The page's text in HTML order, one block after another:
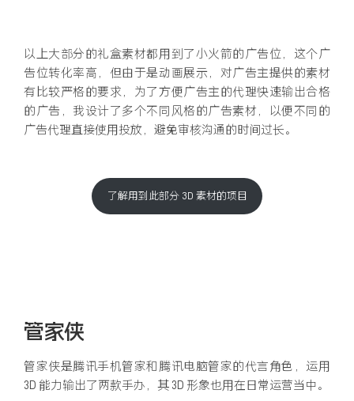
以上大部分的礼盒素材都用到了小火箭的广告位，这个广
告位转化率高，但由于是动画展示，对广告主提供的素材
有比较严格的要求，为了方便广告主的代理快速输出合格
的广告，我设计了多个不同风格的广告素材，以便不同的
广告代理直接使用投放，避免审核沟通的时间过长。
了解用到此部分 3D 素材的项目
管家侠
管家侠是腾讯手机管家和腾讯电脑管家的代言角色，运用
3D 能力输出了两款手办，其 3D 形象也用在日常运营当中。